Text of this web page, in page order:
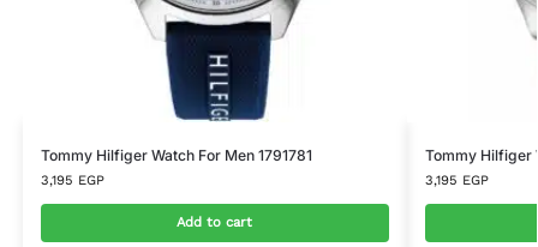
Tommy Hilfiger Watch For Men 1791781
3,195 EGP
Add to cart
Tommy Hilfiger
3,195 EGP